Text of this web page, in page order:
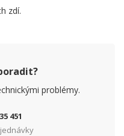
zdí.
problémy.
451